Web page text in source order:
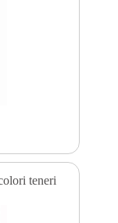
teneri